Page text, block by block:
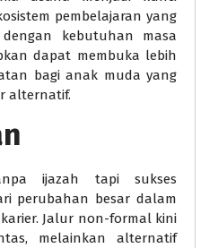
pembelajaran yang
kebutuhan masa
dapat membuka lebih
bagi anak muda yang
alternatif.
ijazah tapi sukses
perubahan besar dalam
Jalur non-formal kini
melainkan alternatif